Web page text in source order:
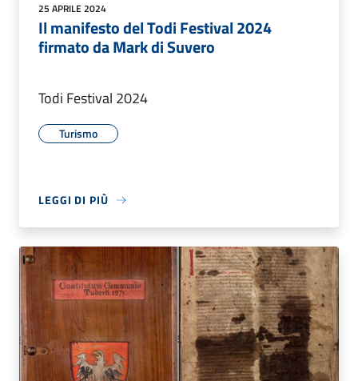
25 APRILE 2024
Il manifesto del Todi Festival 2024
firmato da Mark di Suvero
Todi Festival 2024
Turismo
LEGGI DI PIÙ